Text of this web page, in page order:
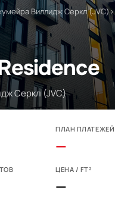
Виллидж Серкл (JVC)›
Серкл (JVC)
ПЛАН ПЛАТЕЖЕЙ
—
ЦЕНА / FT²
—